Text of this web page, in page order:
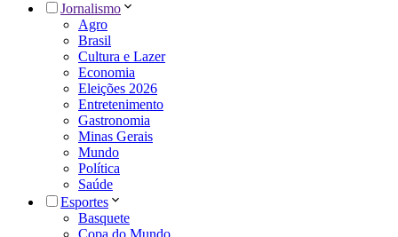
Jornalismo
Agro
Brasil
Cultura e Lazer
Economia
Eleições 2026
Entretenimento
Gastronomia
Minas Gerais
Mundo
Política
Saúde
Esportes
Basquete